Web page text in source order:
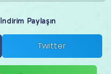
Paylaşın
Twitter